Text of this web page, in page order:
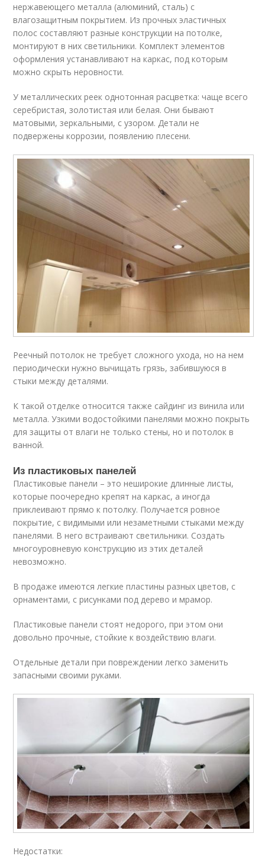
нержавеющего металла (алюминий, сталь) с
влагозащитным покрытием. Из прочных эластичных
полос составляют разные конструкции на потолке,
монтируют в них светильники. Комплект элементов
оформления устанавливают на каркас, под которым
можно скрыть неровности.
У металлических реек однотонная расцветка: чаще всего
серебристая, золотистая или белая. Они бывают
матовыми, зеркальными, с узором. Детали не
подвержены коррозии, появлению плесени.
Реечный потолок не требует сложного ухода, но на нем
периодически нужно вычищать грязь, забившуюся в
стыки между деталями.
К такой отделке относится также сайдинг из винила или
металла. Узкими водостойкими панелями можно покрыть
для защиты от влаги не только стены, но и потолок в
ванной.
Из пластиковых панелей
Пластиковые панели – это неширокие длинные листы,
которые поочередно крепят на каркас, а иногда
приклеивают прямо к потолку. Получается ровное
покрытие, с видимыми или незаметными стыками между
панелями. В него встраивают светильники. Создать
многоуровневую конструкцию из этих деталей
невозможно.
В продаже имеются легкие пластины разных цветов, с
орнаментами, с рисунками под дерево и мрамор.
Пластиковые панели стоят недорого, при этом они
довольно прочные, стойкие к воздействию влаги.
Отдельные детали при повреждении легко заменить
запасными своими руками.
Недостатки: